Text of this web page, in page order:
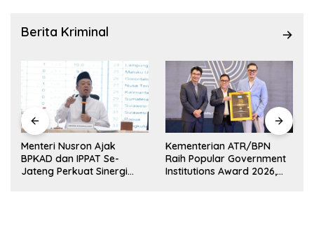
Berita Kriminal
Menteri Nusron Ajak
BPKAD dan IPPAT Se-
Jateng Perkuat Sinergi
Kementerian ATR/BPN
Raih Popular Government
Institutions Award 2026,